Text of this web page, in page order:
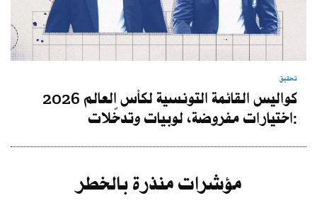
تحقيق
كواليس القائمة التونسية لكأس العالم 2026
:اختيارات مفروضة، لوبيات وتدخّلات
مؤشرات منذرة بالخطر